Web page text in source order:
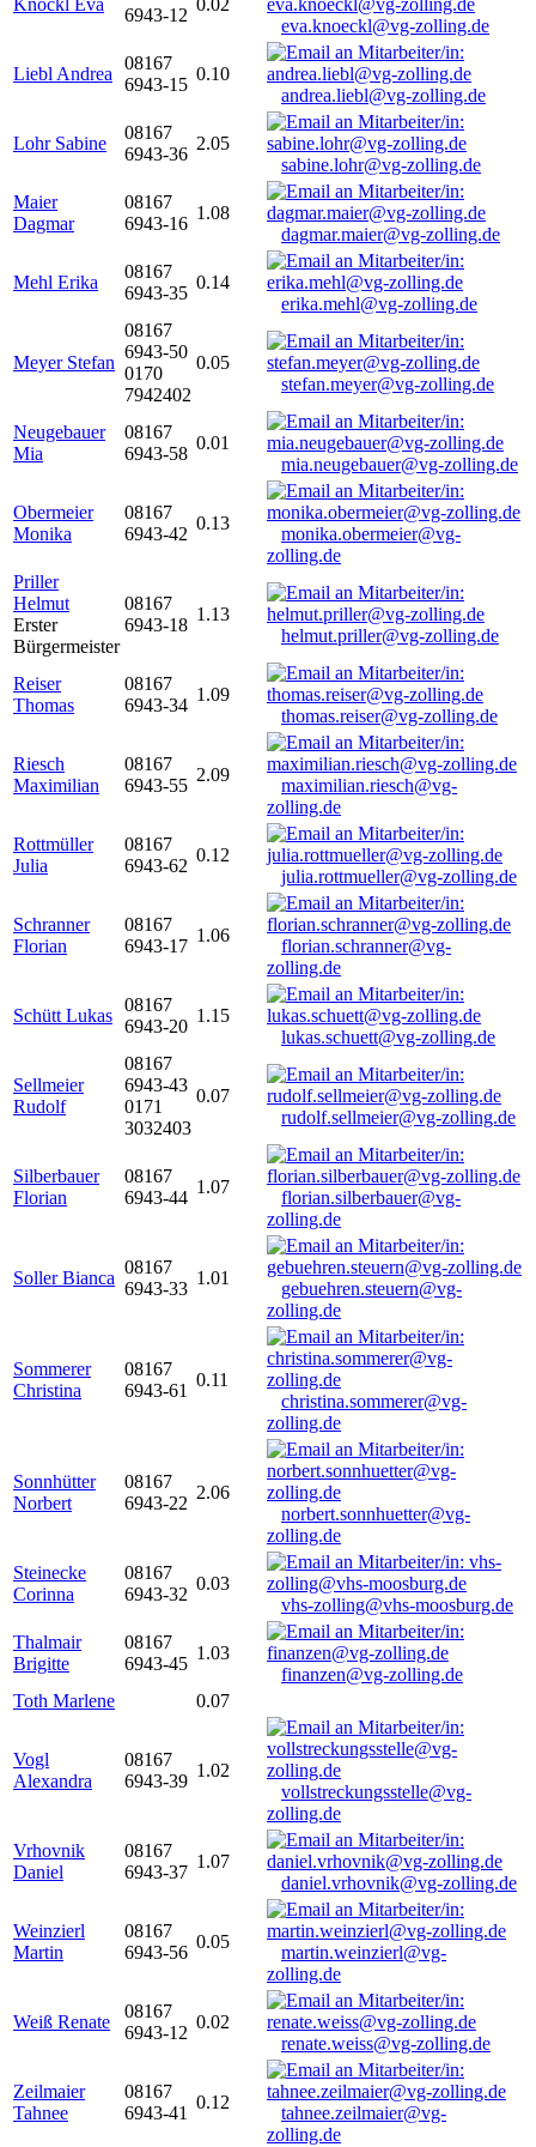
Knöckl Eva
6943-12
0.02
eva.knoeckl@vg-zolling.de
Liebl Andrea
08167
6943-15
0.10
andrea.liebl@vg-zolling.de
Lohr Sabine
08167
6943-36
2.05
sabine.lohr@vg-zolling.de
Maier
Dagmar
08167
6943-16
1.08
dagmar.maier@vg-zolling.de
Mehl Erika
08167
6943-35
0.14
erika.mehl@vg-zolling.de
Meyer Stefan
08167
6943-50
0170
7942402
0.05
stefan.meyer@vg-zolling.de
Neugebauer
Mia
08167
6943-58
0.01
mia.neugebauer@vg-zolling.de
Obermeier
Monika
08167
6943-42
0.13
monika.obermeier@vg-
zolling.de
Priller
Helmut
Erster
Bürgermeister
08167
6943-18
1.13
helmut.priller@vg-zolling.de
Reiser
Thomas
08167
6943-34
1.09
thomas.reiser@vg-zolling.de
Riesch
Maximilian
08167
6943-55
2.09
maximilian.riesch@vg-
zolling.de
Rottmüller
Julia
08167
6943-62
0.12
julia.rottmueller@vg-zolling.de
Schranner
Florian
08167
6943-17
1.06
florian.schranner@vg-
zolling.de
Schütt Lukas
08167
6943-20
1.15
lukas.schuett@vg-zolling.de
Sellmeier
Rudolf
08167
6943-43
0171
3032403
0.07
rudolf.sellmeier@vg-zolling.de
Silberbauer
Florian
08167
6943-44
1.07
florian.silberbauer@vg-
zolling.de
Soller Bianca
08167
6943-33
1.01
gebuehren.steuern@vg-
zolling.de
Sommerer
Christina
08167
6943-61
0.11
christina.sommerer@vg-
zolling.de
Sonnhütter
Norbert
08167
6943-22
2.06
norbert.sonnhuetter@vg-
zolling.de
Steinecke
Corinna
08167
6943-32
0.03
vhs-zolling@vhs-moosburg.de
Thalmair
Brigitte
08167
6943-45
1.03
finanzen@vg-zolling.de
Toth Marlene
0.07
Vogl
Alexandra
08167
6943-39
1.02
vollstreckungsstelle@vg-
zolling.de
Vrhovnik
Daniel
08167
6943-37
1.07
daniel.vrhovnik@vg-zolling.de
Weinzierl
Martin
08167
6943-56
0.05
martin.weinzierl@vg-
zolling.de
Weiß Renate
08167
6943-12
0.02
renate.weiss@vg-zolling.de
Zeilmaier
Tahnee
08167
6943-41
0.12
tahnee.zeilmaier@vg-
zolling.de